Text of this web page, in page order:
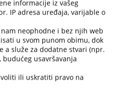
select
date.
Press
the
question
mark
informacije iz vašeg
IP adresa uređaja, varijable o
neophodne i bez njih web
u svom punom obimu, dok
a služe za dodatne stvari (npr.
usavršavanja
ili uskratiti pravo na